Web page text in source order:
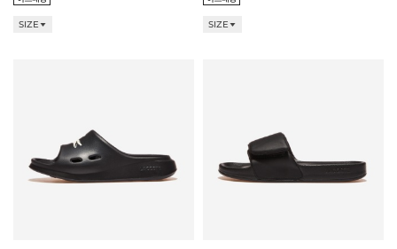
SIZE SIZE